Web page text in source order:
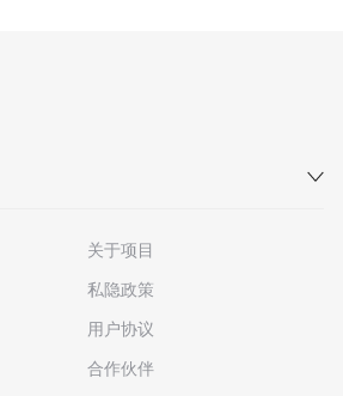
关于项目
私隐政策
用户协议
合作伙伴